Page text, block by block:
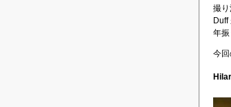
撮
Duff
年振
今